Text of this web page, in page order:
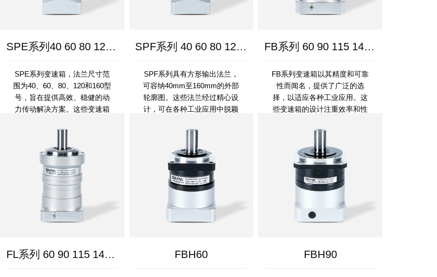
SPE系列40 60 80 120 160
SPE系列变速箱，法兰尺寸范
围为40、60、80、120和160型
号，旨在提供高效、稳健的动
力传动解决方案。这些变速箱
于需要 可靠扭矩传递的各种应
SPF系列 40 60 80 120 160
SPF系列具有方形输出法兰，
可容纳40mm至160mm的外部
轮廓图。这些法兰经过精心设
计，可在各种工业应用中脱颖
的性能。它们的温度耐受范围
为-25°C至9...
FB系列 60 90 115 142 180 220
FB系列变速箱以其精度和可靠
性而闻名，提供了广泛的选
择，以适应各种工业应用。这
些变速箱的设计注重效率和性
稳运行和低噪音水平。 FB系列
采用方形法兰输出配置...
FL系列 60 90 115 142 180 220 FBH60 FBH90